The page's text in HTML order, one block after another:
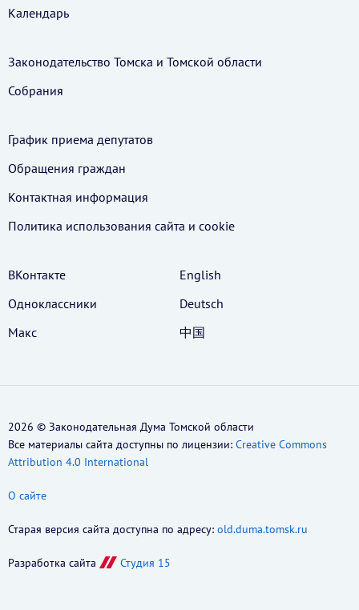
Календарь
Законодательство Томска и Томской области
Собрания
График приема депутатов
Обращения граждан
Контактная информация
Политика использования cайта и cookie
ВКонтакте
Одноклассники
Макс
English
Deutsch
中国
2026 © Законодательная Дума Томской области
Все материалы сайта доступны по лицензии: Creative Commons
Attribution 4.0 International
О сайте
Старая версия сайта доступна по адресу: old.duma.tomsk.ru
Разработка сайта Студия 15